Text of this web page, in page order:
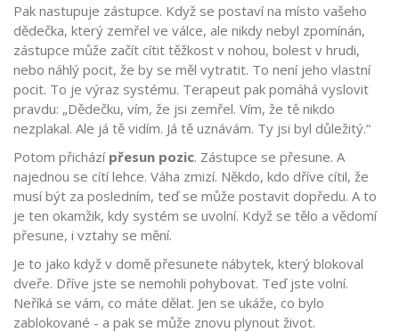
Pak nastupuje zástupce. Když se postaví na místo vašeho
dědečka, který zemřel ve válce, ale nikdy nebyl zpomínán,
zástupce může začít cítit těžkost v nohou, bolest v hrudi,
nebo náhlý pocit, že by se měl vytratit. To není jeho vlastní
pocit. To je výraz systému. Terapeut pak pomáhá vyslovit
pravdu: „Dědečku, vím, že jsi zemřel. Vím, že tě nikdo
nezplakal. Ale já tě vidím. Já tě uznávám. Ty jsi byl důležitý.“
Potom přichází přesun pozic. Zástupce se přesune. A
najednou se cítí lehce. Váha zmizí. Někdo, kdo dříve cítil, že
musí být za posledním, teď se může postavit dopředu. A to
je ten okamžik, kdy systém se uvolní. Když se tělo a vědomí
přesune, i vztahy se mění.
Je to jako když v domě přesunete nábytek, který blokoval
dveře. Dříve jste se nemohli pohybovat. Teď jste volní.
Neříká se vám, co máte dělat. Jen se ukáže, co bylo
zablokované - a pak se může znovu plynout život.